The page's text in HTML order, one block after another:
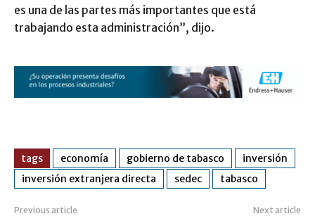
es una de las partes más importantes que está
trabajando esta administración”, dijo.
tags economía gobierno de tabasco
inversión
inversión extranjera directa
sedec tabasco
Previous article Next article